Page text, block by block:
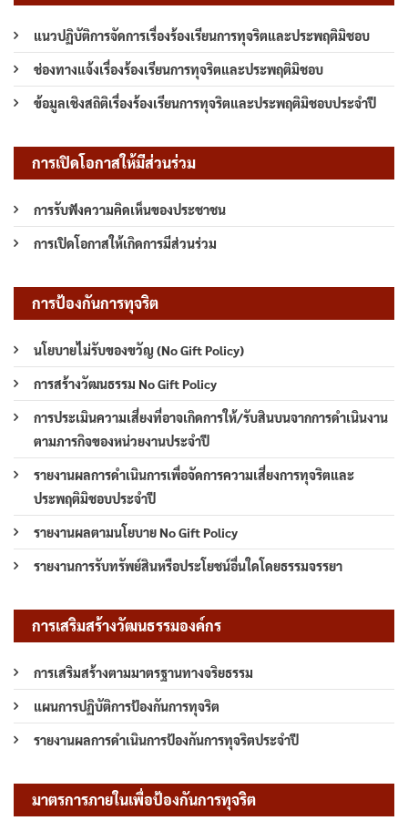
แนวปฏิบัติการจัดการเรื่องร้องเรียนการทุจริตและประพฤติมิชอบ
ช่องทางแจ้งเรื่องร้องเรียนการทุจริตและประพฤติมิชอบ
ข้อมูลเชิงสถิติเรื่องร้องเรียนการทุจริตและประพฤติมิชอบประจำปี
การเปิดโอกาสให้มีส่วนร่วม
การรับฟังความคิดเห็นของประชาชน
การเปิดโอกาสให้เกิดการมีส่วนร่วม
การป้องกันการทุจริต
นโยบายไม่รับของขวัญ (No Gift Policy)
การสร้างวัฒนธรรม No Gift Policy
การประเมินความเสี่ยงที่อาจเกิดการให้/รับสินบนจากการดำเนินงาน
ตามภารกิจของหน่วยงานประจำปี
รายงานผลการดำเนินการเพื่อจัดการความเสี่ยงการทุจริตและ
ประพฤติมิชอบประจำปี
รายงานผลตามนโยบาย No Gift Policy
รายงานการรับทรัพย์สินหรือประโยชน์อื่นใดโดยธรรมจรรยา
การเสริมสร้างวัฒนธรรมองค์กร
การเสริมสร้างตามมาตรฐานทางจริยธรรม
แผนการปฏิบัติการป้องกันการทุจริต
รายงานผลการดำเนินการป้องกันการทุจริตประจำปี
มาตรการภายในเพื่อป้องกันการทุจริต